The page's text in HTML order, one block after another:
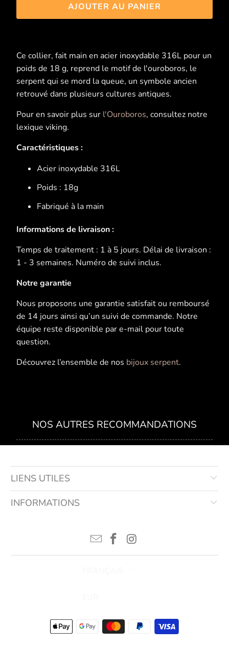
AJOUTER AU PANIER
Ce collier, fait main en acier inoxydable 316L pour un
poids de 18 g, reprend le motif de l'ouroboros, le
serpent qui se mord la queue, un symbole ancien
retrouvé dans plusieurs cultures antiques.
Pour en savoir plus sur l'Ouroboros, consultez notre
lexique viking.
Caractéristiques :
Acier inoxydable 316L
Poids : 18g
Fabriqué à la main
Informations de livraison :
Temps de traitement : 1 à 5 jours. Délai de livraison :
1 - 3 semaines. Numéro de suivi inclus.
Notre garantie
Nous proposons une garantie satisfait ou remboursé
de 14 jours ainsi qu’un suivi de commande. Notre
équipe reste disponible par e-mail pour toute
question.
Découvrez l’ensemble de nos bijoux serpent.
NOS AUTRES RECOMMANDATIONS
LIENS UTILES
INFORMATIONS